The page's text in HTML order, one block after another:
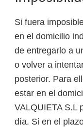
Si fuera
en el domicilio
de entregarlo a
o volver a
posterior. Para
estar en el
VALQUIETA S.L
día. Si en el